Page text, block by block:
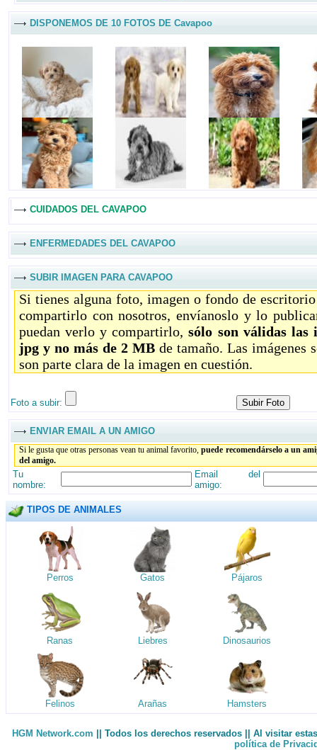
DISPONEMOS DE 10 FOTOS DE Cavapoo
CUIDADOS DEL CAVAPOO
ENFERMEDADES DEL CAVAPOO
SUBIR IMAGEN PARA CAVAPOO
Si tienes alguna foto, imagen o fondo de
compartirlo con nosotros, envíanoslo y lo
puedan verlo y compartirlo,sólo son válidas las
jpg y no más de 2 MB de tamaño. Las imágenes
son parte clara de la imagen en cuestión.
Foto a subir:
ENVIAR EMAIL A UN AMIGO
Si le gusta que otras personas vean tu animal favorito,puede recomendárselo a un
del amigo.
Tu
nombre:
Email del
amigo:
TIPOS DE ANIMALES
Perros Gatos Pájaros
Ranas Liebres Dinosaurios
Felinos Arañas Hamsters
HGM Network.com || Todos los derechos reservados || Al visitar
política de